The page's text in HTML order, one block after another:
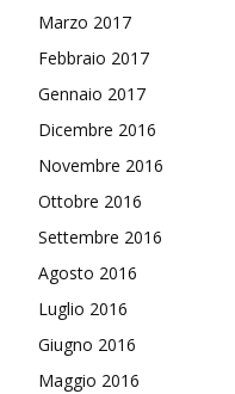
Marzo 2017
Febbraio 2017
Gennaio 2017
Dicembre 2016
Novembre 2016
Ottobre 2016
Settembre 2016
Agosto 2016
Luglio 2016
Giugno 2016
Maggio 2016